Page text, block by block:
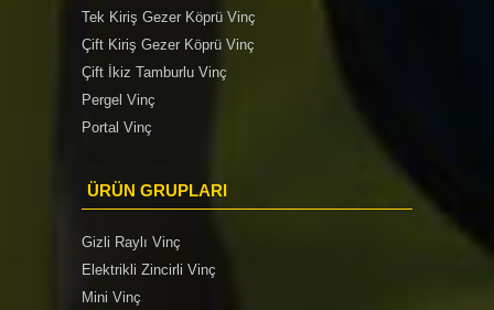
Tek Kiriş Gezer Köprü Vinç
Çift Kiriş Gezer Köprü Vinç
Çift İkiz Tamburlu Vinç
Pergel Vinç
Portal Vinç
ÜRÜN GRUPLARI
Gizli Raylı Vinç
Elektrikli Zincirli Vinç
Mini Vinç